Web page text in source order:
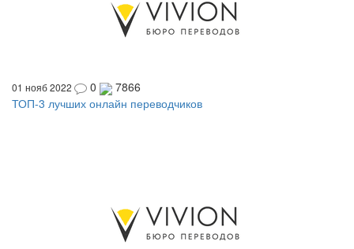
01 нояб 2022 0
7866
ТОП-3 лучших онлайн переводчиков